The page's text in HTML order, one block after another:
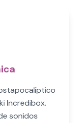
Incredibox.
sonidos